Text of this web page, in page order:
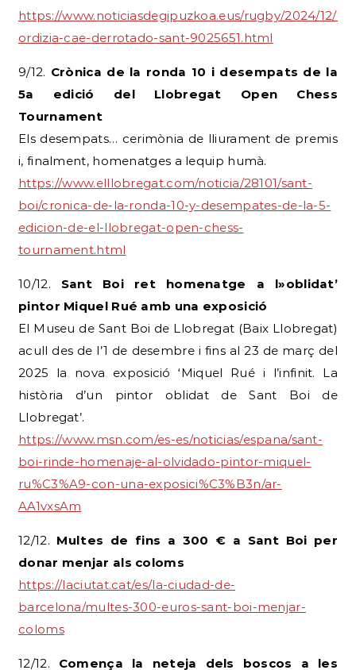
https://www.noticiasdegipuzkoa.eus/rugby/2024/12/
ordizia-cae-derrotado-sant-9025651.html
9/12. Crònica de la ronda 10 i desempats de la
5a edició del Llobregat Open Chess
Tournament
Els desempats… cerimònia de lliurament de premis
i, finalment, homenatges a lequip humà.
https://www.elllobregat.com/noticia/28101/sant-
boi/cronica-de-la-ronda-10-y-desempates-de-la-5-
edicion-de-el-llobregat-open-chess-
tournament.html
10/12. Sant Boi ret homenatge a l»oblidat’
pintor Miquel Rué amb una exposició
El Museu de Sant Boi de Llobregat (Baix Llobregat)
acull des de l’1 de desembre i fins al 23 de març del
2025 la nova exposició ‘Miquel Rué i l’infinit. La
història d’un pintor oblidat de Sant Boi de
Llobregat’.
https://www.msn.com/es-es/noticias/espana/sant-
boi-rinde-homenaje-al-olvidado-pintor-miquel-
ru%C3%A9-con-una-exposici%C3%B3n/ar-
AA1vxsAm
12/12. Multes de fins a 300 € a Sant Boi per
donar menjar als coloms
https://laciutat.cat/es/la-ciudad-de-
barcelona/multes-300-euros-sant-boi-menjar-
coloms
12/12. Comença la neteja dels boscos a les